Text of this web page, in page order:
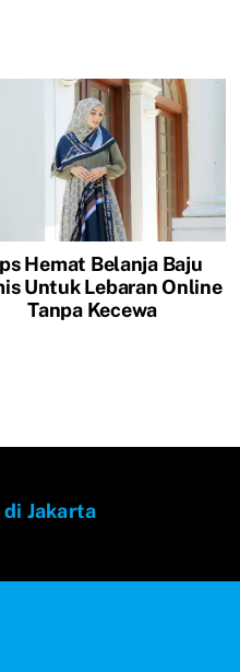
Hemat Belanja Baju
Untuk Lebaran Online
Tanpa Kecewa
Jakarta